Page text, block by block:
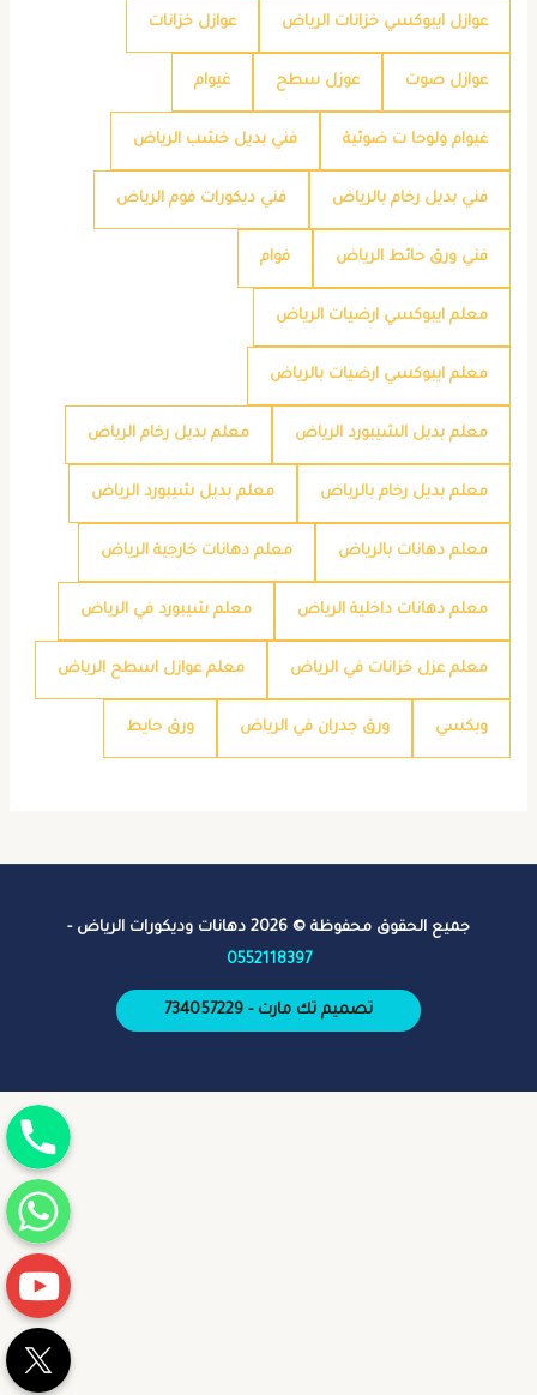
عوازل ايبوكسي خزانات الرياض عوازل خزانات
عوازل صوت عوزل سطح غيوام
غيوام ولوحا ت ضوئية فني بديل خشب الرياض
فني بديل رخام بالرياض فني ديكورات فوم الرياض
فني ورق حائط الرياض فوام
معلم ايبوكسي ارضيات الرياض
معلم ايبوكسي ارضيات بالرياض
معلم بديل الشيبورد الرياض معلم بديل رخام الرياض
معلم بديل رخام بالرياض معلم بديل شيبورد الرياض
معلم دهانات بالرياض معلم دهانات خارجية الرياض
معلم دهانات داخلية الرياض معلم شيبورد في الرياض
معلم عزل خزانات في الرياض معلم عوازل اسطح الرياض
وبكسي ورق جدران في الرياض ورق حايط
جميع الحقوق محفوظة © 2026 دهانات وديكورات الرياض -
0552118397
تصميم تك مارت - 734057229
جوال
واتساب
يوتيوب
تويتر